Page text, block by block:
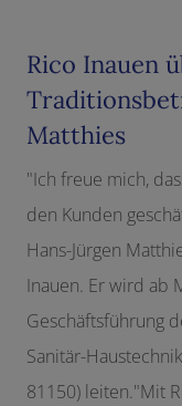
Rico Inauen
Matthies
"Ich freue mich,
den Kunden
Hans-Jürgen
Inauen. Er wird ab
Geschäftsführung
Sanitär-
81150) leiten."Mit